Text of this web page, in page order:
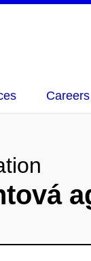
Careers